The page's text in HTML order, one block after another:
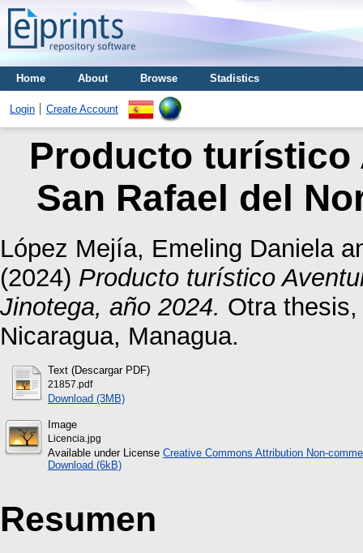
Home About Browse Stadistics
Login Create Account
Producto turístico
San Rafael del
López Mejía, Emeling Daniela
(2024) Producto turístico
Jinotega, año 2024. Otra
Nicaragua, Managua.
Text (Descargar PDF)
21857.pdf
Download (3MB)
Image
Licencia.jpg
Available under License Creative Commons Attribution Non-
Download (6kB)
Resumen